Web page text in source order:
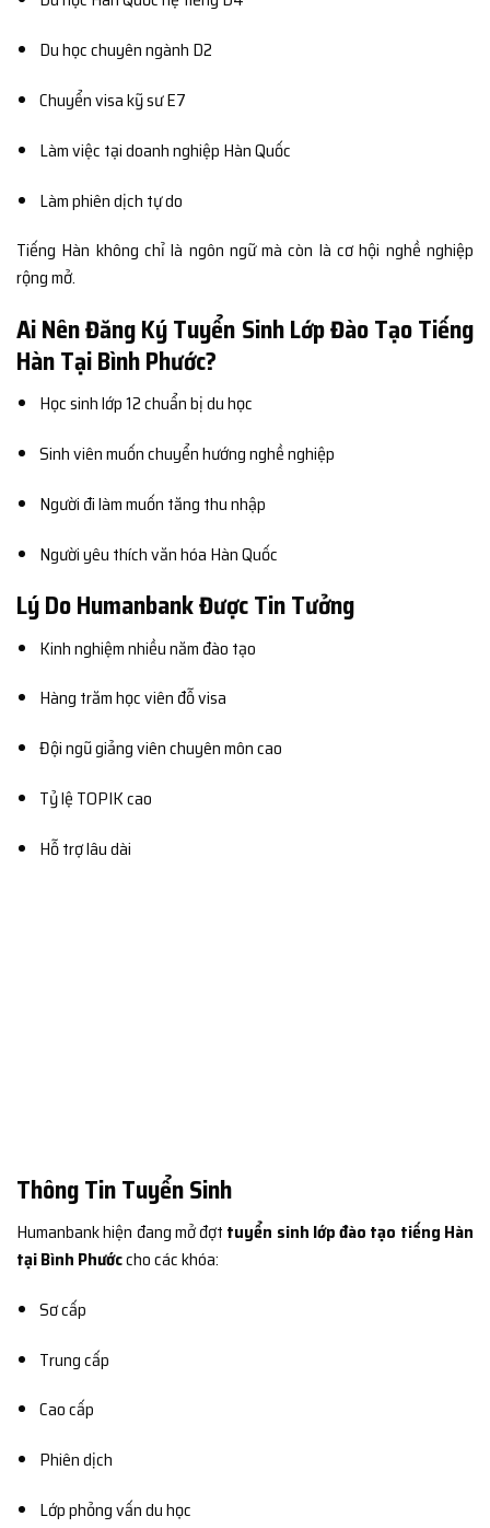
Du học chuyên ngành D2
Chuyển visa kỹ sư E7
Làm việc tại doanh nghiệp Hàn Quốc
Làm phiên dịch tự do
Tiếng Hàn không chỉ là ngôn ngữ mà còn là cơ hội nghề nghiệp
rộng mở.
Ai Nên Đăng Ký Tuyển Sinh Lớp Đào Tạo Tiếng
Hàn Tại Bình Phước?
Học sinh lớp 12 chuẩn bị du học
Sinh viên muốn chuyển hướng nghề nghiệp
Người đi làm muốn tăng thu nhập
Người yêu thích văn hóa Hàn Quốc
Lý Do Humanbank Được Tin Tưởng
Kinh nghiệm nhiều năm đào tạo
Hàng trăm học viên đỗ visa
Đội ngũ giảng viên chuyên môn cao
Tỷ lệ TOPIK cao
Hỗ trợ lâu dài
Thông Tin Tuyển Sinh
Humanbank hiện đang mở đợt tuyển sinh lớp đào tạo tiếng Hàn
tại Bình Phướccho các khóa:
Sơ cấp
Trung cấp
Cao cấp
Phiên dịch
Lớp phỏng vấn du học